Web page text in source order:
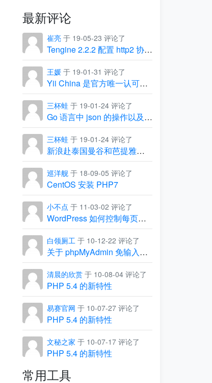
最新评论
崔亮 于 19-05-23 评论了
Tengine 2.2.2 配置 http2 协议出现的坑
王媛 于 19-01-31 评论了
Yii China 是官方唯一认可的中文社区
三杯蛙 于 19-01-24 评论了
Go 语言中 json 的操作以及常见问题
三杯蛙 于 19-01-24 评论了
新浪赴泰国曼谷和芭提雅团建
巡洋舰 于 18-09-05 评论了
CentOS 安装 PHP7
小不点 于 11-03-02 评论了
WordPress 如何控制每页显示的条数
白领厕工 于 10-12-22 评论了
关于 phpMyAdmin 免输入用户名和密码，直接进入管理界面
清晨的欣赏 于 10-08-04 评论了
PHP 5.4 的新特性
易赛官网 于 10-07-27 评论了
PHP 5.4 的新特性
文秘之家 于 10-07-17 评论了
PHP 5.4 的新特性
常用工具